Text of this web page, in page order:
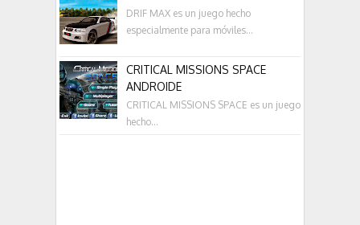
DRIF MAX es un juego hecho
especialmente para móviles...
CRITICAL MISSIONS SPACE
ANDROIDE
CRITICAL MISSIONS SPACE es un juego
hecho...